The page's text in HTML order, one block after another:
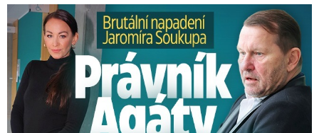
Brutální napadení Soukupa. Právník Agáty promluvil